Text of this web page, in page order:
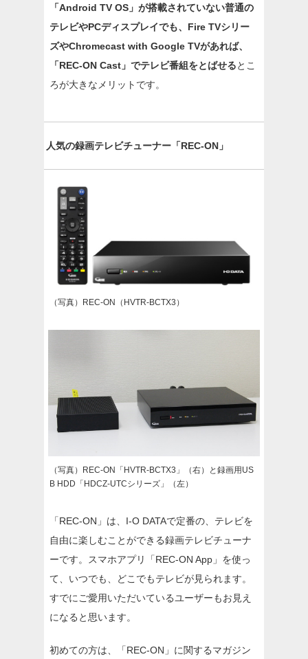
「Android TV OS」が搭載されていない普通の
テレビやPCディスプレイでも、Fire TVシリー
ズやChromecast with Google TVがあれば、
「REC-ON Cast」でテレビ番組をとばせるとこ
ろが大きなメリットです。
人気の録画テレビチューナー「REC-ON」
（写真）REC-ON（HVTR-BCTX3）
（写真）REC-ON「HVTR-BCTX3」（右）と録画用US
B HDD「HDCZ-UTCシリーズ」（左）
「REC-ON」は、I-O DATAで定番の、テレビを
自由に楽しむことができる録画テレビチューナ
ーです。スマホアプリ「REC-ON App」を使っ
て、いつでも、どこでもテレビが見られます。
すでにご愛用いただいているユーザーもお見え
になると思います。
初めての方は、「REC-ON」に関するマガジン